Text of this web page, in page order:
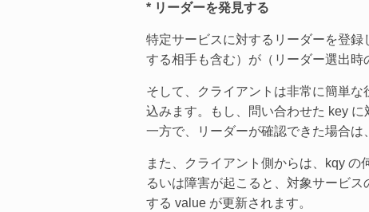
* リーダーを発見する
特定サービスに対するリーダーを登
する相手も含む）が（リーダー選出時
そして、クライアントは非常に簡単な
込みます。もし、問い合わせた key に
一方で、リーダーが確認できた場合は
また、クライアント側からは、kqy
るいは障害が起こると、対象サービ
する value が更新されます。